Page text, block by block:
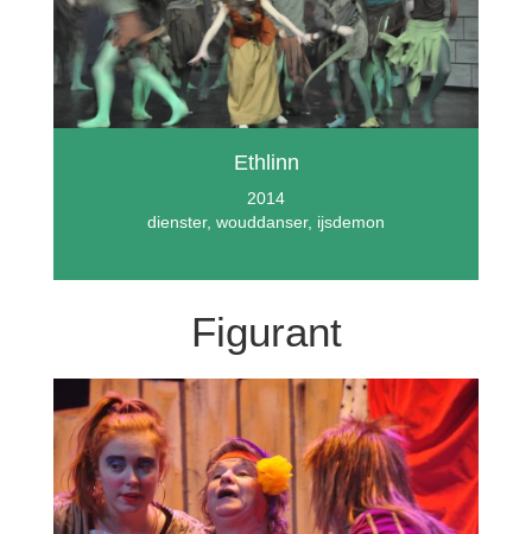
Ethlinn
2014
dienster, wouddanser, ijsdemon
Figurant